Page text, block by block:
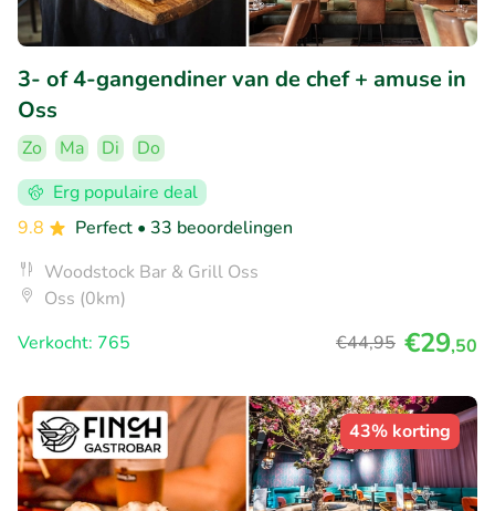
3- of 4-gangendiner van de chef + amuse in
Oss
Zo Ma Di
Do
Erg populaire deal
9.8
Perfect • 33 beoordelingen
Woodstock Bar & Grill Oss
Oss (0km)
Verkocht: 765
€44,95 €29,50
43% korting